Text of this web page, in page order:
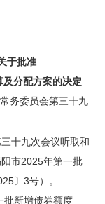
于批准
分配方案的决定
务委员会第三十九
十九次会议听取和
市2025年第一批
〕3号）。
新增债券额度